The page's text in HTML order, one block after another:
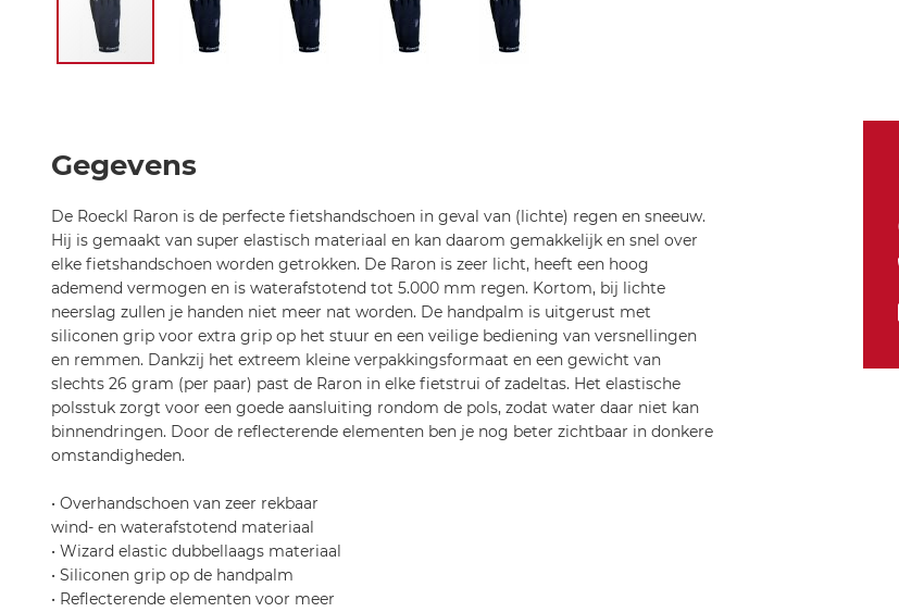
van
afbeeldingen-
gallerij
Gegevens
De Roeckl Raron is de perfecte fietshandschoen in geval van (lichte) regen en sneeuw.
Hij is gemaakt van super elastisch materiaal en kan daarom gemakkelijk en snel over
elke fietshandschoen worden getrokken. De Raron is zeer licht, heeft een hoog
ademend vermogen en is waterafstotend tot 5.000 mm regen. Kortom, bij lichte
neerslag zullen je handen niet meer nat worden. De handpalm is uitgerust met
siliconen grip voor extra grip op het stuur en een veilige bediening van versnellingen
en remmen. Dankzij het extreem kleine verpakkingsformaat en een gewicht van
slechts 26 gram (per paar) past de Raron in elke fietstrui of zadeltas. Het elastische
polsstuk zorgt voor een goede aansluiting rondom de pols, zodat water daar niet kan
binnendringen. Door de reflecterende elementen ben je nog beter zichtbaar in donkere
omstandigheden.
• Overhandschoen van zeer rekbaar
wind- en waterafstotend materiaal
• Wizard elastic dubbellaags materiaal
• Siliconen grip op de handpalm
• Reflecterende elementen voor meer